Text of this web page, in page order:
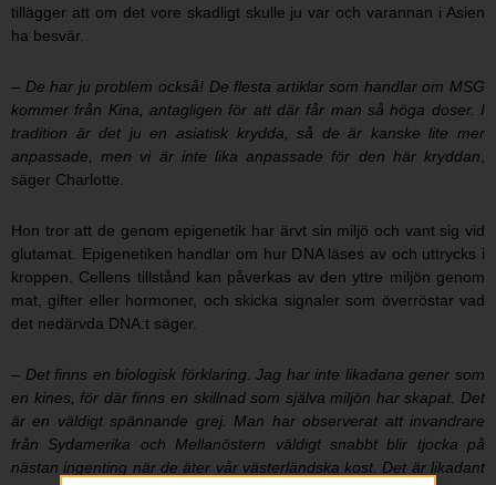
tillägger att om det vore skadligt skulle ju var och varannan i Asien
ha besvär.
– De har ju problem också! De flesta artiklar som handlar om MSG
kommer från Kina, antagligen för att där får man så höga doser. I
tradition är det ju en asiatisk krydda, så de är kanske lite mer
anpassade, men vi är inte lika anpassade för den här kryddan,
säger Charlotte.
Hon tror att de genom epigenetik har ärvt sin miljö och vant sig vid
glutamat. Epigenetiken handlar om hur DNA läses av och uttrycks i
kroppen. Cellens tillstånd kan påverkas av den yttre miljön genom
mat, gifter eller hormoner, och skicka signaler som överröstar vad
det nedärvda DNA:t säger.
– Det finns en biologisk förklaring. Jag har inte likadana gener som
en kines, för där finns en skillnad som själva miljön har skapat. Det
är en väldigt spännande grej. Man har observerat att invandrare
från Sydamerika och Mellanöstern väldigt snabbt blir tjocka på
nästan ingenting när de äter vår västerländska kost. Det är likadant